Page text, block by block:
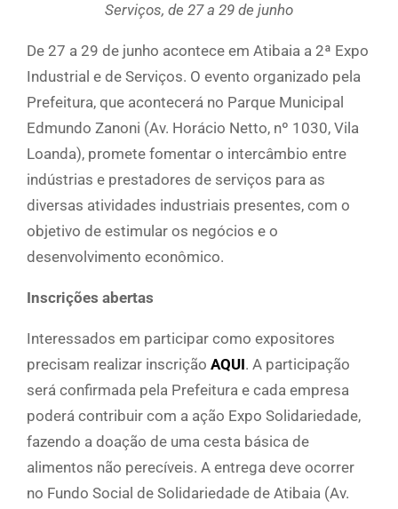
Serviços, de 27 a 29 de junho
De 27 a 29 de junho acontece em Atibaia a 2ª Expo
Industrial e de Serviços. O evento organizado pela
Prefeitura, que acontecerá no Parque Municipal
Edmundo Zanoni (Av. Horácio Netto, nº 1030, Vila
Loanda), promete fomentar o intercâmbio entre
indústrias e prestadores de serviços para as
diversas atividades industriais presentes, com o
objetivo de estimular os negócios e o
desenvolvimento econômico.
Inscrições abertas
Interessados em participar como expositores
precisam realizar inscrição AQUI. A participação
será confirmada pela Prefeitura e cada empresa
poderá contribuir com a ação Expo Solidariedade,
fazendo a doação de uma cesta básica de
alimentos não perecíveis. A entrega deve ocorrer
no Fundo Social de Solidariedade de Atibaia (Av.